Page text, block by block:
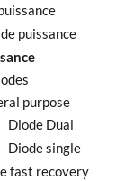
puissance
purpose
Diode Dual
Diode single
fast recovery